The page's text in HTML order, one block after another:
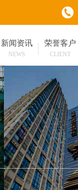
新闻资讯
NEWS
荣誉客户
CLIENT